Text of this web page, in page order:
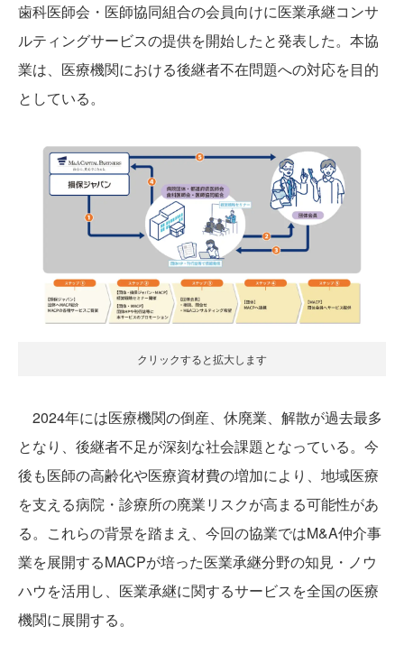
歯科医師会・医師協同組合の会員向けに医業承継コンサ
ルティングサービスの提供を開始したと発表した。本協
業は、医療機関における後継者不在問題への対応を目的
としている。
クリックすると拡大します
2024年には医療機関の倒産、休廃業、解散が過去最多
となり、後継者不足が深刻な社会課題となっている。今
後も医師の高齢化や医療資材費の増加により、地域医療
を支える病院・診療所の廃業リスクが高まる可能性があ
る。これらの背景を踏まえ、今回の協業ではM&A仲介事
業を展開するMACPが培った医業承継分野の知見・ノウ
ハウを活用し、医業承継に関するサービスを全国の医療
機関に展開する。